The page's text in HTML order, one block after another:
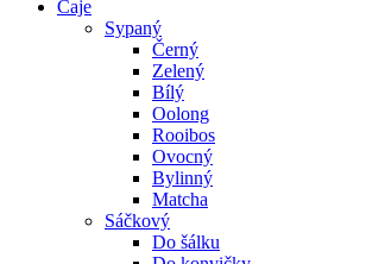
Čaje
Sypaný
Černý
Zelený
Bílý
Oolong
Rooibos
Ovocný
Bylinný
Matcha
Sáčkový
Do šálku